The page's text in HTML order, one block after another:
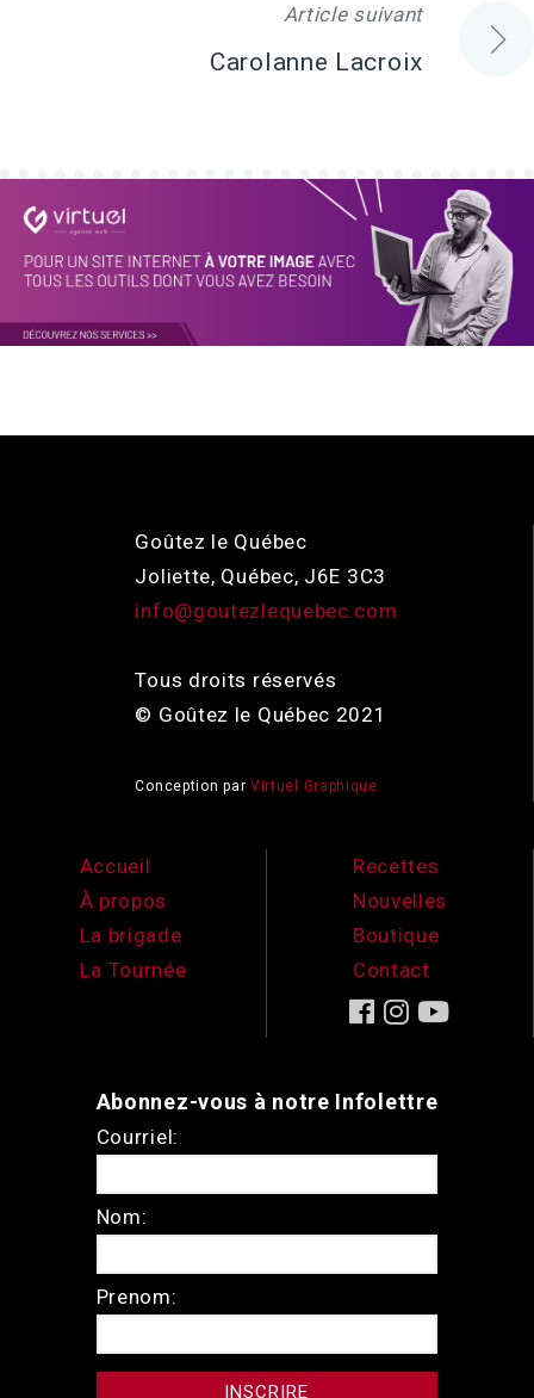
Article suivant
Carolanne Lacroix
Goûtez le Québec
Joliette, Québec, J6E 3C3
info@goutezlequebec.com
Tous droits réservés
© Goûtez le Québec 2021
Conception par Virtuel Graphique
Accueil
À propos
La brigade
La Tournée
Recettes
Nouvelles
Boutique
Contact
Abonnez-vous à notre Infolettre
Courriel:
Nom:
Prenom: